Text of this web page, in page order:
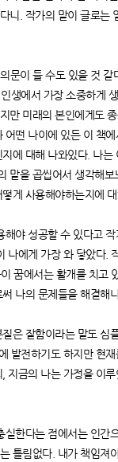
니. 작가의 말이 글로는
문이 들 수도 있을 것
생에서 가장 소중하게
만 미래의 본인에게도
떤 나이에 있든 이 책
에 대해 나와있다. 나
말을 곱씹어서 생각해
게 사용해야하는지에
야 성공할 수 있다고
나에게 가장 와 닿았다.
꿈에서는 활개를 치고
나의 문제들을 해결해
은 잘함이라는 말도 심
발전하기도 하지만 현
지금의 나는 가정을 이
한다는 점에서는 인간
틀림없다. 내가 책임져